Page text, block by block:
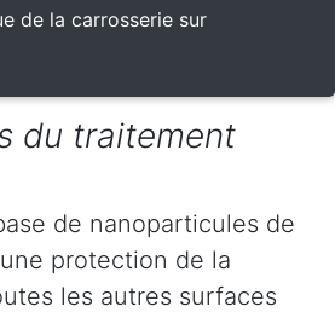
de la carrosserie sur
du traitement
de nanoparticules de
protection de la
les autres surfaces